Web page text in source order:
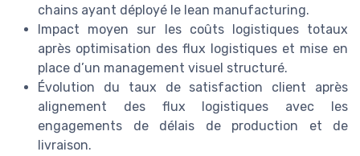
chains ayant déployé le lean manufacturing.
Impact moyen sur les coûts logistiques totaux
après optimisation des flux logistiques et mise en
place d’un management visuel structuré.
Évolution du taux de satisfaction client après
alignement des flux logistiques avec les
engagements de délais de production et de
livraison.